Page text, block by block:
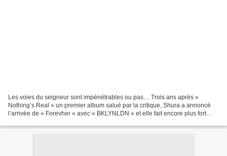
Les voies du seigneur sont impénétrables ou pas… Trois ans après «
Nothing’s Real » un premier album salué par la critique, Shura a annoncé
l’arrivée de « Forevher » avec « BKLYNLDN » et elle fait encore plus fort